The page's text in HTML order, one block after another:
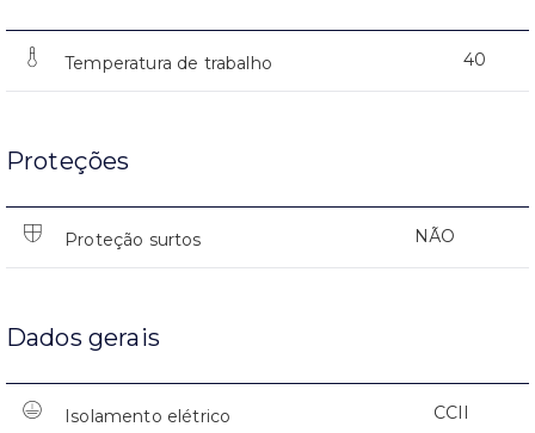
Temperatura de trabalho 40
Proteções
Proteção surtos NÃO
Dados gerais
Isolamento elétrico CCII